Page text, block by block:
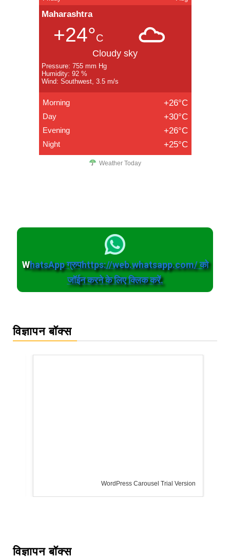
Maharashtra
+24°C
Cloudy sky
Pressure: 755 mm Hg
Humidity: 92 %
Wind: Southwest, 3.5 m/s
Morning +26°C
Day +30°C
Evening +26°C
Night +25°C
Weather Today
WhatsApp ग्रुपhttps://web.whatsapp.com/ को
जॉईन करने के लिए क्लिक करें.
विज्ञापन बॉक्स
WordPress Carousel Trial Version
विज्ञापन बॉक्स